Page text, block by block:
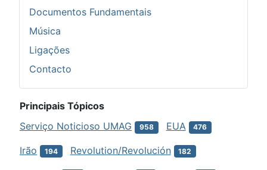
Documentos Fundamentais
Música
Ligações
Contacto
Principais Tópicos
Serviço Noticioso UMAG
958 EUA 476
Irão 194 Revolution/Revolución 182